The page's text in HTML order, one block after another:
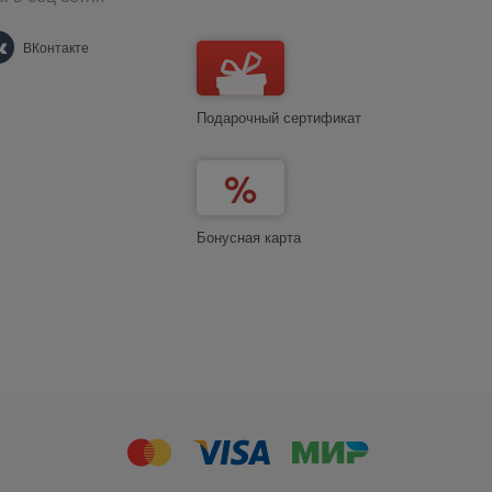
ВКонтакте
Подарочный сертификат
Бонусная карта